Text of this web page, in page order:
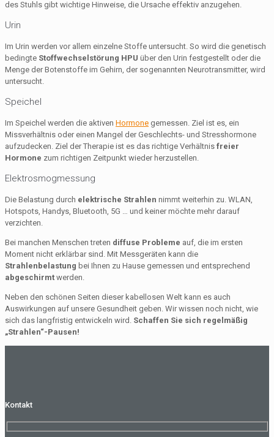
des Stuhls gibt wichtige Hinweise, die Ursache effektiv anzugehen.
Urin
Im Urin werden vor allem einzelne Stoffe untersucht. So wird die genetisch
bedingte Stoffwechselstörung HPU über den Urin festgestellt oder die
Menge der Botenstoffe im Gehirn, der sogenannten Neurotransmitter, wird
untersucht.
Speichel
Im Speichel werden die aktiven Hormone gemessen. Ziel ist es, ein
Missverhältnis oder einen Mangel der Geschlechts- und Stresshormone
aufzudecken. Ziel der Therapie ist es das richtige Verhältnis freier
Hormone zum richtigen Zeitpunkt wieder herzustellen.
Elektrosmogmessung
Die Belastung durch elektrische Strahlen nimmt weiterhin zu. WLAN,
Hotspots, Handys, Bluetooth, 5G … und keiner möchte mehr darauf
verzichten.
Bei manchen Menschen treten diffuse Probleme auf, die im ersten
Moment nicht erklärbar sind. Mit Messgeräten kann die
Strahlenbelastung bei Ihnen zu Hause gemessen und entsprechend
abgeschirmt werden.
Neben den schönen Seiten dieser kabellosen Welt kann es auch
Auswirkungen auf unsere Gesundheit geben. Wir wissen noch nicht, wie
sich das langfristig entwickeln wird. Schaffen Sie sich regelmäßig
„Strahlen“-Pausen!
Kontakt